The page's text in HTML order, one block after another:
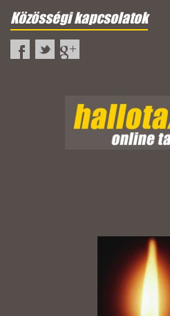
Közösségi kapcsolatok